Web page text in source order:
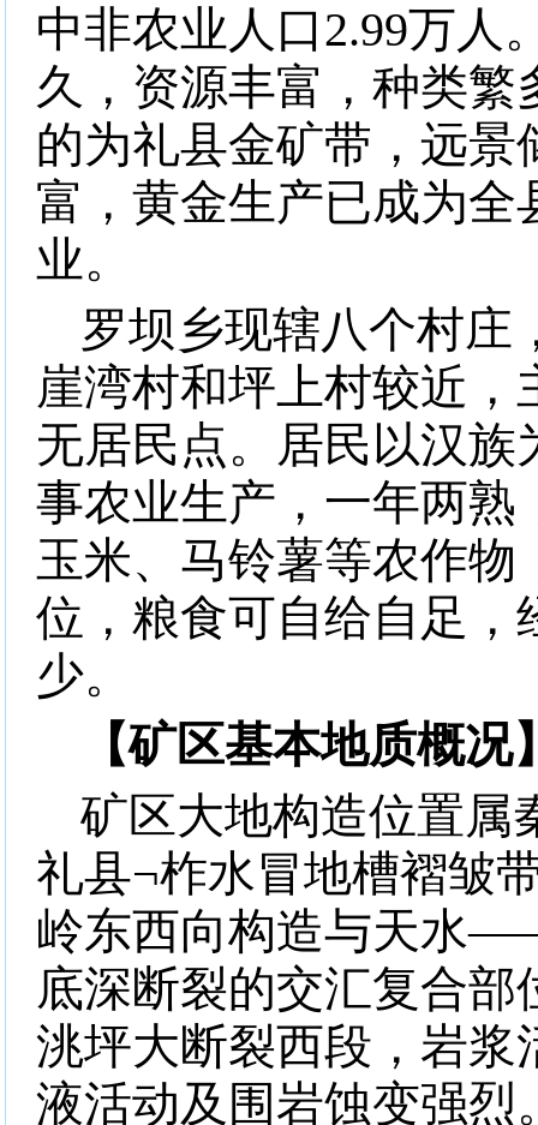
中非农业人口2.99万人
久，资源丰富，种类繁
的为礼县金矿带，远景
富，黄金生产已成为全
业。
罗坝乡现辖八个村庄
崖湾村和坪上村较近，
无居民点。居民以汉族
事农业生产，一年两熟
玉米、马铃薯等农作物
位，粮食可自给自足，
少。
【矿区基本地质概况
矿区大地构造位置属
礼县¬柞水冒地槽褶皱
岭东西向构造与天水
底深断裂的交汇复合
洮坪大断裂西段，岩浆
液活动及围岩蚀变强烈